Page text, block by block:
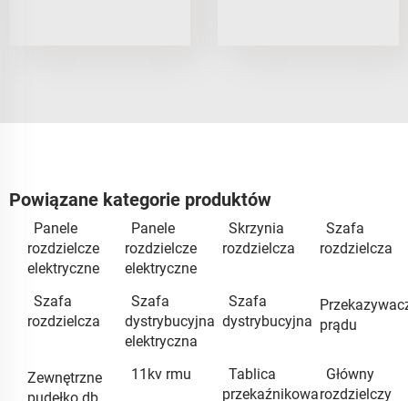
Powiązane kategorie produktów
Panele
rozdzielcze
elektryczne
Panele
rozdzielcze
elektryczne
Skrzynia
rozdzielcza
Szafa
rozdzielcza
Szafa
rozdzielcza
Szafa
dystrybucyjna
elektryczna
Szafa
dystrybucyjna prądu
Zewnętrzne
11kv rmu
Tablica
przekaźnikowa
Główny
rozdzielczy